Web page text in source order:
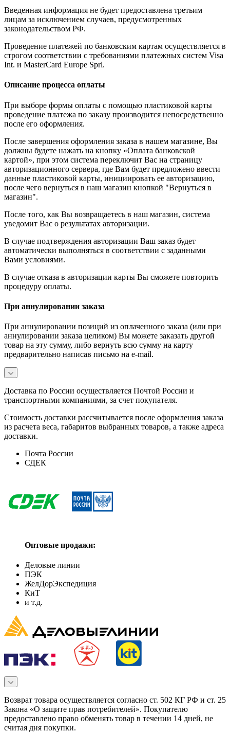
Введенная информация не будет предоставлена третьим
лицам за исключением случаев, предусмотренных
законодательством РФ.
Проведение платежей по банковским картам осуществляется в
строгом соответствии с требованиями платежных систем Visa
Int. и MasterCard Europe Sprl.
Описание процесса оплаты
При выборе формы оплаты с помощью пластиковой карты
проведение платежа по заказу производится непосредственно
после его оформления.
После завершения оформления заказа в нашем магазине, Вы
должны будете нажать на кнопку «Оплата банковской
картой», при этом система переключит Вас на страницу
авторизационного сервера, где Вам будет предложено ввести
данные пластиковой карты, инициировать ее авторизацию,
после чего вернуться в наш магазин кнопкой "Вернуться в
магазин".
После того, как Вы возвращаетесь в наш магазин, система
уведомит Вас о результатах авторизации.
В случае подтверждения авторизации Ваш заказ будет
автоматически выполняться в соответствии с заданными
Вами условиями.
В случае отказа в авторизации карты Вы сможете повторить
процедуру оплаты.
При аннулировании заказа
При аннулировании позиций из оплаченного заказа (или при
аннулировании заказа целиком) Вы можете заказать другой
товар на эту сумму, либо вернуть всю сумму на карту
предварительно написав письмо на e-mail.
Доставка по России осуществляется Почтой России и
транспортными компаниями, за счет покупателя.
Стоимость доставки рассчитывается после оформления заказа
из расчета веса, габаритов выбранных товаров, а также адреса
доставки.
Почта России
СДЕК
Оптовые продажи:
Деловые линии
ПЭК
ЖелДорЭкспедиция
КиТ
и т.д.
Возврат товара осуществляется согласно ст. 502 КГ РФ и ст. 25
Закона «О защите прав потребителей». Покупателю
предоставлено право обменять товар в течении 14 дней, не
считая дня покупки.